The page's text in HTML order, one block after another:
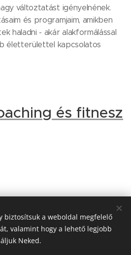
változtatást igényelnének.
és programjaim, amikben
haladni - akár alakformálással
életterülettel kapcsolatos
és fitnesz
biztosítsuk a weboldal megfelelő
valamint hogy a lehető legjobb
Neked.